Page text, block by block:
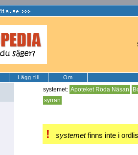
Lägg till Om
systemet: Apoteket Röda Näsan
syrran
! systemetfinns inte i